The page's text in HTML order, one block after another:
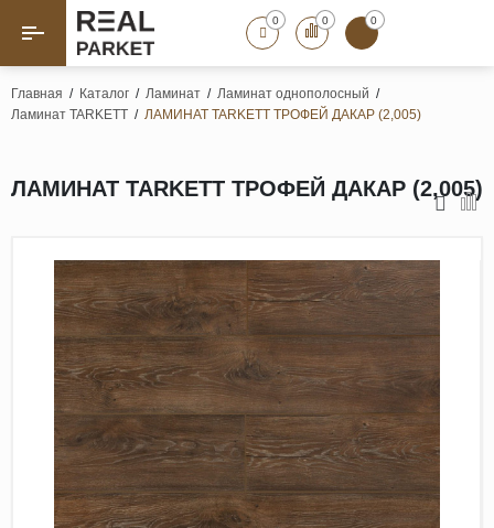
Назад Назад
Штучный паркет
Массивная доска
Инженерная доска
Паркетная доска
Полы для ванных комнат
Террасная доска
Пробковые покрытия
Ламинат
Виниловые покрытия
0 0 0
Главная / Каталог / Ламинат / Ламинат однополосный /
Ламинат TARKETT / ЛАМИНАТ TARKETT ТРОФЕЙ ДАКАР (2,005)
ЛАМИНАТ TARKETT ТРОФЕЙ ДАКАР (2,005)